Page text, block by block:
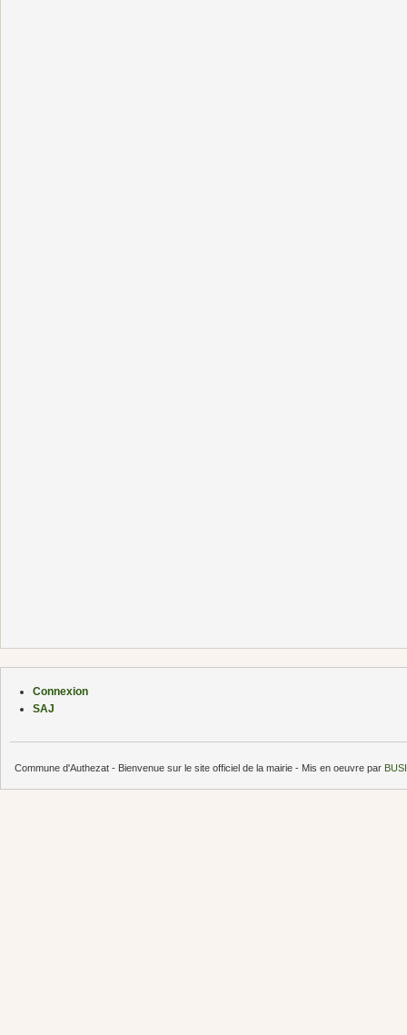
Connexion
SAJ
Commune d'Authezat - Bienvenue sur le site officiel de la mairie - Mis en oeuvre par